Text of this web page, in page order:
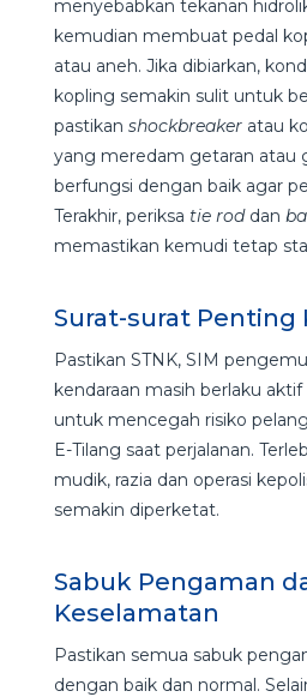
menyebabkan tekanan
kemudian membuat pedal
atau aneh. Jika dibiarkan,
kopling semakin sulit untuk
pastikan shockbreaker atau
yang meredam getaran atau
berfungsi dengan baik agar
Terakhir, periksa tie roddan
memastikan kemudi tetap
Surat-surat Penting
Pastikan STNK, SIM
kendaraan masih berlaku aktif
untuk mencegah risiko
E-Tilang saat perjalanan.
mudik, razia dan operasi
semakin diperketat.
Sabuk Pengaman
Keselamatan
Pastikan semua sabuk
dengan baik dan normal.